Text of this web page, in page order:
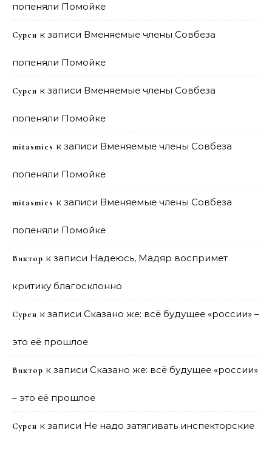
попеняли Помойке
Сурен к записи Вменяемые члены Совбеза
попеняли Помойке
Сурен к записи Вменяемые члены Совбеза
попеняли Помойке
mitasmies к записи Вменяемые члены Совбеза
попеняли Помойке
mitasmies к записи Вменяемые члены Совбеза
попеняли Помойке
Виктор к записи Надеюсь, Мадяр воспримет
критику благосклонно
Сурен к записи Сказано же: всё будущее «россии» –
это её прошлое
Виктор к записи Сказано же: всё будущее «россии»
– это её прошлое
Сурен к записи Не надо затягивать инспекторские